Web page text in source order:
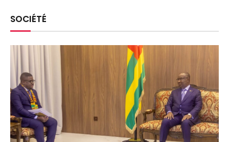
SOCIÉTÉ